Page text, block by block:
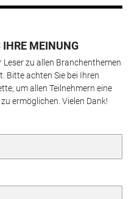
IHRE MEINUNG
zu allen Branchenthemen
Bitte achten Sie bei Ihren
um allen Teilnehmern eine
ermöglichen. Vielen Dank!